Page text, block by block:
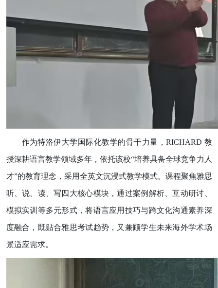
作为特洛伊大学国际化教学的骨干力量，RICHARD 教
授深耕语言教学领域多年，依托该校“培养具备全球竞争力人
才”的教育理念，采用全英文沉浸式教学模式。课程聚焦雅思
听、说、读、写四大核心模块，通过案例解析、互动研讨、
模拟实训等多元形式，将语言应用技巧与跨文化沟通素养深
度融合，既贴合雅思考试趋势，又兼顾学生未来海外学术场
景适应需求。